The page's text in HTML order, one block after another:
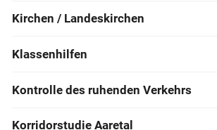
Kirchen / Landeskirchen
Klassenhilfen
Kontrolle des ruhenden Verkehrs
Korridorstudie Aaretal